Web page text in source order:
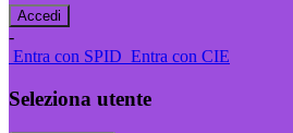
-
Entra con SPID Entra con CIE
Seleziona utente